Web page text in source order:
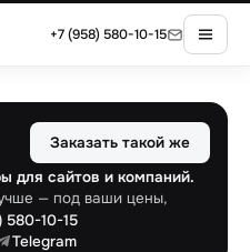
+7 (958) 580-10-15
для сайтов и компаний.
— под ваши цены,
580-10-15
Telegram
Заказать такой же